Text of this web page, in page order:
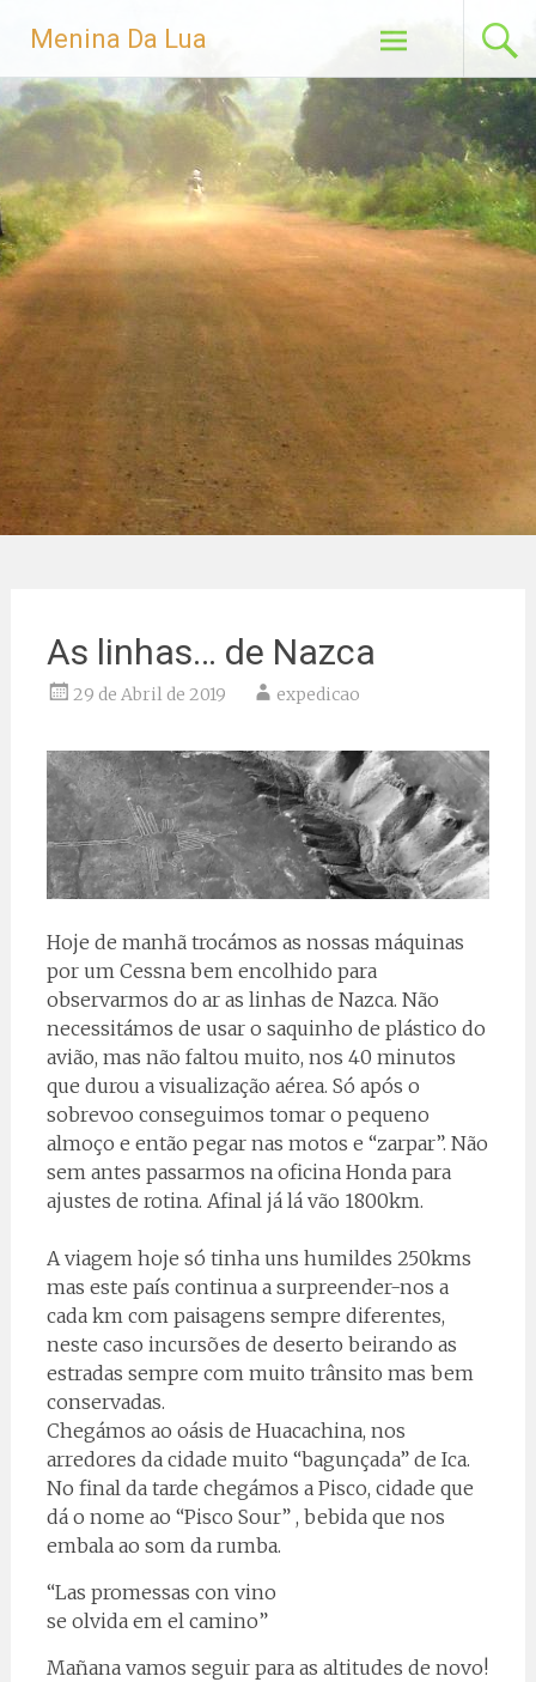
Menina Da Lua
Skip to content
As linhas… de Nazca
29 de Abril de 2019 expedicao
Hoje de manhã trocámos as nossas máquinas
por um Cessna bem encolhido para
observarmos do ar as linhas de Nazca. Não
necessitámos de usar o saquinho de plástico do
avião, mas não faltou muito, nos 40 minutos
que durou a visualização aérea. Só após o
sobrevoo conseguimos tomar o pequeno
almoço e então pegar nas motos e “zarpar”. Não
sem antes passarmos na oficina Honda para
ajustes de rotina. Afinal já lá vão 1800km.
A viagem hoje só tinha uns humildes 250kms
mas este país continua a surpreender-nos a
cada km com paisagens sempre diferentes,
neste caso incursões de deserto beirando as
estradas sempre com muito trânsito mas bem
conservadas.
Chegámos ao oásis de Huacachina, nos
arredores da cidade muito “bagunçada” de Ica.
No final da tarde chegámos a Pisco, cidade que
dá o nome ao “Pisco Sour” , bebida que nos
embala ao som da rumba.
“Las promessas con vino
se olvida em el camino”
Mañana vamos seguir para as altitudes de novo!